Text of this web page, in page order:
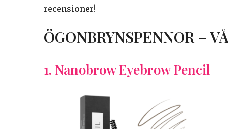
recensioner!
ÖGONBRYNSPENNOR –
1. Nanobrow Eyebrow Pencil